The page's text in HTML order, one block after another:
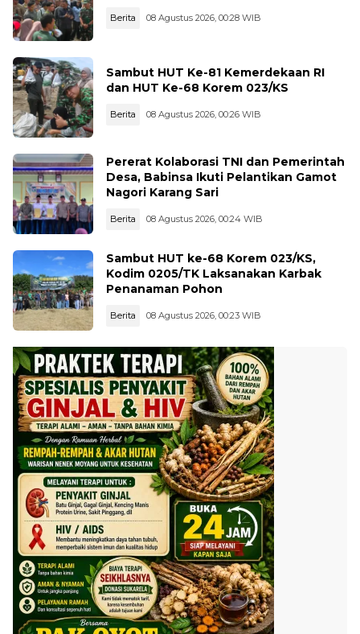
Berita 08 Agustus 2026, 00:28 WIB
Sambut HUT Ke-81 Kemerdekaan RI
dan HUT Ke-68 Korem 023/KS
Berita 08 Agustus 2026, 00:26 WIB
Pererat Kolaborasi TNI dan Pemerintah
Desa, Babinsa Ikuti Pelantikan Gamot
Nagori Karang Sari
Berita 08 Agustus 2026, 00:24 WIB
Sambut HUT ke-68 Korem 023/KS,
Kodim 0205/TK Laksanakan Karbak
Penanaman Pohon
Berita 08 Agustus 2026, 00:23 WIB